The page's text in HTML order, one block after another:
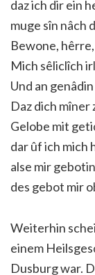
daz ich dir ein
muge sîn nâch
Bewone,
Mich sêliclîch
Und an
Daz dich mîner
Gelobe mit
dar ûf ich mich
alse mir
des gebot mir
Weiterhin
einem
Dusburg war.